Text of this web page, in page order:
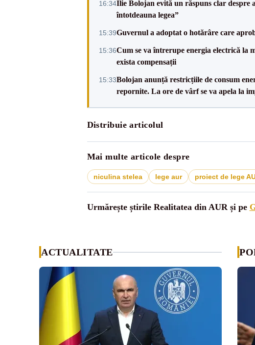
16:34Ilie Bolojan evită un răspuns clar despre
întotdeauna legea”
15:39Guvernul a adoptat o hotărâre care
15:36Cum se va întrerupe energia electrică
exista compensații
15:33Bolojan anunță restricțiile de consum
repornite. La ore de vârf se va apela la
Distribuie articolul
Mai multe articole despre
niculina stelea lege aur proiect de lege
Urmărește știrile Realitatea din AUR și pe
ACTUALITATE